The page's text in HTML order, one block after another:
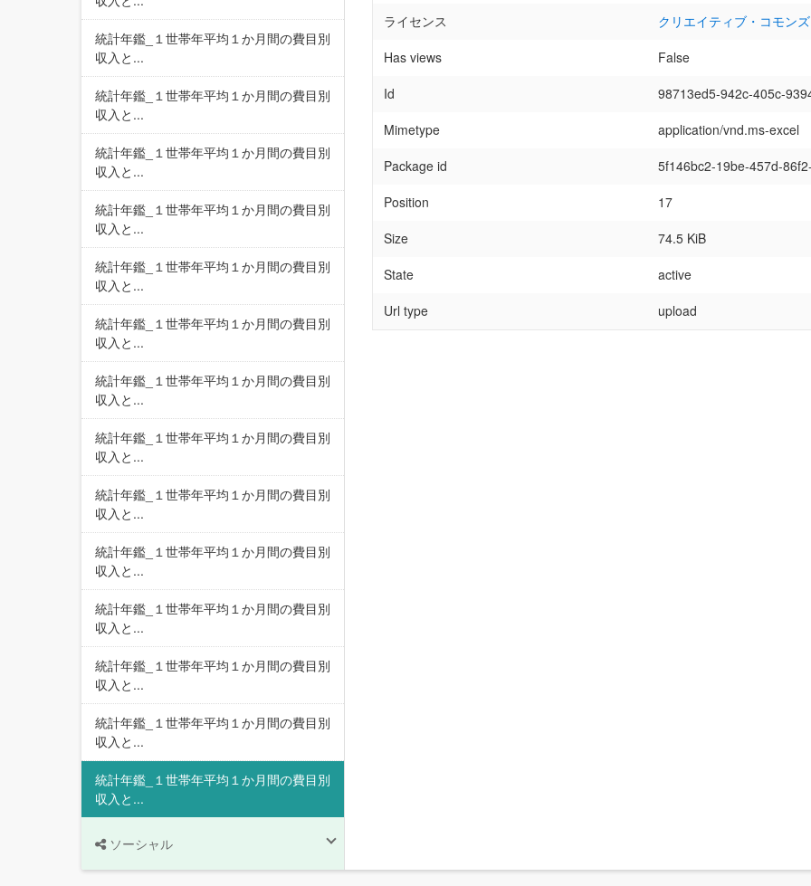
統計年鑑_１世帯年平均１か月間の費目別
収入と...
統計年鑑_１世帯年平均１か月間の費目別
収入と...
統計年鑑_１世帯年平均１か月間の費目別
収入と...
統計年鑑_１世帯年平均１か月間の費目別
収入と...
統計年鑑_１世帯年平均１か月間の費目別
収入と...
統計年鑑_１世帯年平均１か月間の費目別
収入と...
統計年鑑_１世帯年平均１か月間の費目別
収入と...
統計年鑑_１世帯年平均１か月間の費目別
収入と...
統計年鑑_１世帯年平均１か月間の費目別
収入と...
統計年鑑_１世帯年平均１か月間の費目別
収入と...
統計年鑑_１世帯年平均１か月間の費目別
収入と...
統計年鑑_１世帯年平均１か月間の費目別
収入と...
統計年鑑_１世帯年平均１か月間の費目別
収入と...
統計年鑑_１世帯年平均１か月間の費目別
収入と...
ソーシャル
ライセンス
クリエイティブ・コモン
Has views
False
Id
98713ed5-942c-405c-
Mimetype
application/vnd.ms-excel
Package id
5f146bc2-19be-457d-
Position
17
Size
74.5 KiB
State
active
Url type
upload